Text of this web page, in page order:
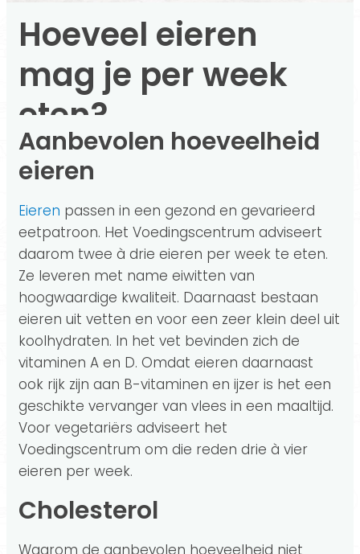
Hoeveel eieren
mag je per week
eten?
Aanbevolen hoeveelheid
eieren
Eieren passen in een gezond en gevarieerd
eetpatroon. Het Voedingscentrum adviseert
daarom twee à drie eieren per week te eten.
Ze leveren met name eiwitten van
hoogwaardige kwaliteit. Daarnaast bestaan
eieren uit vetten en voor een zeer klein deel uit
koolhydraten. In het vet bevinden zich de
vitaminen A en D. Omdat eieren daarnaast
ook rijk zijn aan B-vitaminen en ijzer is het een
geschikte vervanger van vlees in een maaltijd.
Voor vegetariërs adviseert het
Voedingscentrum om die reden drie à vier
eieren per week.
Cholesterol
Waarom de aanbevolen hoeveelheid niet